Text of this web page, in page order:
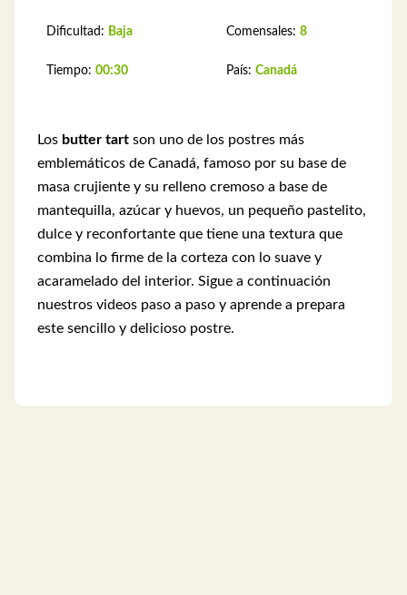
Dificultad: Baja
Tiempo: 00:30
Comensales: 8
País: Canadá
Los butter tart son uno de los postres más
emblemáticos de Canadá, famoso por su base de
masa crujiente y su relleno cremoso a base de
mantequilla, azúcar y huevos, un pequeño pastelito,
dulce y reconfortante que tiene una textura que
combina lo firme de la corteza con lo suave y
acaramelado del interior. Sigue a continuación
nuestros videos paso a paso y aprende a prepara
este sencillo y delicioso postre.